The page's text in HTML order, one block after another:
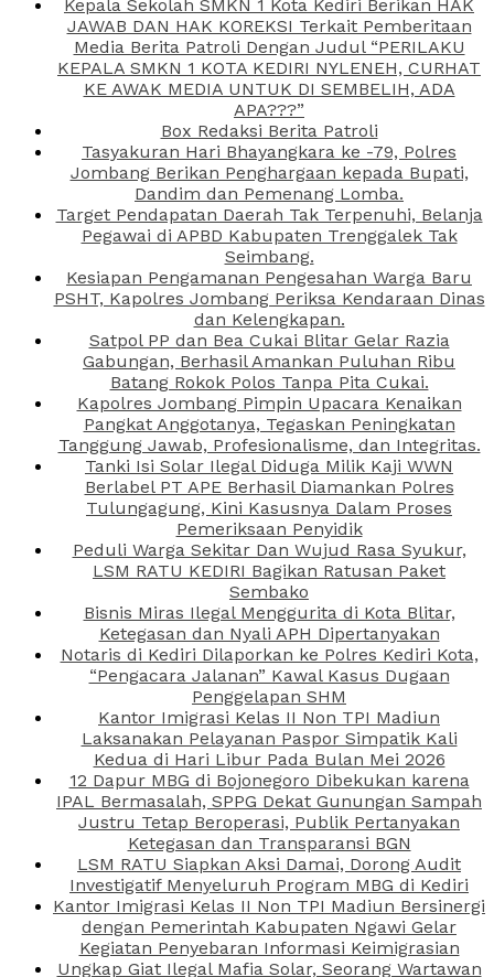
Kepala Sekolah SMKN 1 Kota Kediri Berikan HAK
JAWAB DAN HAK KOREKSI Terkait Pemberitaan
Media Berita Patroli Dengan Judul “PERILAKU
KEPALA SMKN 1 KOTA KEDIRI NYLENEH, CURHAT
KE AWAK MEDIA UNTUK DI SEMBELIH, ADA
APA???”
Box Redaksi Berita Patroli
Tasyakuran Hari Bhayangkara ke -79, Polres
Jombang Berikan Penghargaan kepada Bupati,
Dandim dan Pemenang Lomba.
Target Pendapatan Daerah Tak Terpenuhi, Belanja
Pegawai di APBD Kabupaten Trenggalek Tak
Seimbang.
Kesiapan Pengamanan Pengesahan Warga Baru
PSHT, Kapolres Jombang Periksa Kendaraan Dinas
dan Kelengkapan.
Satpol PP dan Bea Cukai Blitar Gelar Razia
Gabungan, Berhasil Amankan Puluhan Ribu
Batang Rokok Polos Tanpa Pita Cukai.
Kapolres Jombang Pimpin Upacara Kenaikan
Pangkat Anggotanya, Tegaskan Peningkatan
Tanggung Jawab, Profesionalisme, dan Integritas.
Tanki Isi Solar Ilegal Diduga Milik Kaji WWN
Berlabel PT APE Berhasil Diamankan Polres
Tulungagung, Kini Kasusnya Dalam Proses
Pemeriksaan Penyidik
Peduli Warga Sekitar Dan Wujud Rasa Syukur,
LSM RATU KEDIRI Bagikan Ratusan Paket
Sembako
Bisnis Miras Ilegal Menggurita di Kota Blitar,
Ketegasan dan Nyali APH Dipertanyakan
Notaris di Kediri Dilaporkan ke Polres Kediri Kota,
“Pengacara Jalanan” Kawal Kasus Dugaan
Penggelapan SHM
Kantor Imigrasi Kelas II Non TPI Madiun
Laksanakan Pelayanan Paspor Simpatik Kali
Kedua di Hari Libur Pada Bulan Mei 2026
12 Dapur MBG di Bojonegoro Dibekukan karena
IPAL Bermasalah, SPPG Dekat Gunungan Sampah
Justru Tetap Beroperasi, Publik Pertanyakan
Ketegasan dan Transparansi BGN
LSM RATU Siapkan Aksi Damai, Dorong Audit
Investigatif Menyeluruh Program MBG di Kediri
Kantor Imigrasi Kelas II Non TPI Madiun Bersinergi
dengan Pemerintah Kabupaten Ngawi Gelar
Kegiatan Penyebaran Informasi Keimigrasian
Ungkap Giat Ilegal Mafia Solar, Seorang Wartawan